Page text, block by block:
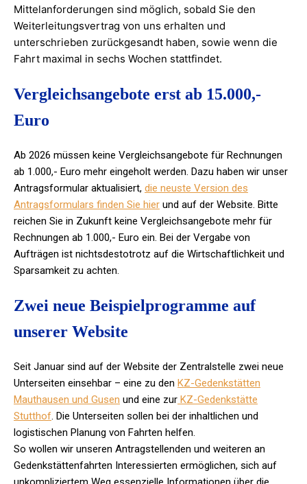
Mittelanforderungen sind möglich, sobald Sie den
Weiterleitungsvertrag von uns erhalten und
unterschrieben zurückgesandt haben, sowie wenn die
Fahrt maximal in sechs Wochen stattfindet.
Vergleichsangebote erst ab 15.000,-
Euro
Ab 2026 müssen keine Vergleichsangebote für Rechnungen
ab 1.000,- Euro mehr eingeholt werden. Dazu haben wir unser
Antragsformular aktualisiert, die neuste Version des
Antragsformulars finden Sie hier und auf der Website. Bitte
reichen Sie in Zukunft keine Vergleichsangebote mehr für
Rechnungen ab 1.000,- Euro ein. Bei der Vergabe von
Aufträgen ist nichtsdestotrotz auf die Wirtschaftlichkeit und
Sparsamkeit zu achten.
Zwei neue Beispielprogramme auf
unserer Website
Seit Januar sind auf der Website der Zentralstelle zwei neue
Unterseiten einsehbar – eine zu den KZ-Gedenkstätten
Mauthausen und Gusen und eine zur KZ-Gedenkstätte
Stutthof. Die Unterseiten sollen bei der inhaltlichen und
logistischen Planung von Fahrten helfen.
So wollen wir unseren Antragstellenden und weiteren an
Gedenkstättenfahrten Interessierten ermöglichen, sich auf